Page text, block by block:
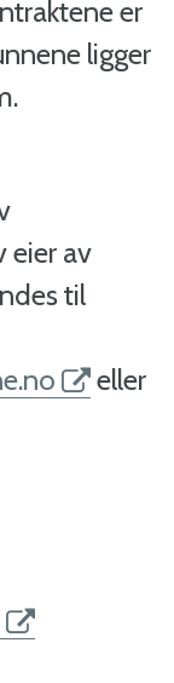
er
ligger
eier av
til
eller